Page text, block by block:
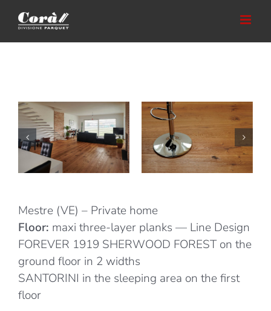
content
Mestre (VE) – Private home
Floor: maxi three-layer planks — Line Design
FOREVER 1919 SHERWOOD FOREST on the
ground floor in 2 widths
SANTORINI in the sleeping area on the first
floor